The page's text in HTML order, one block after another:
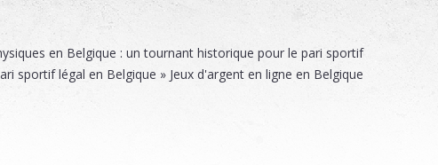
en Belgique : un tournant historique pour le pari sportif
sportif légal en Belgique » Jeux d'argent en ligne en Belgique